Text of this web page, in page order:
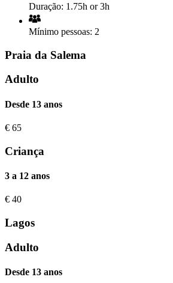
Duração: 1.75h or 3h
Mínimo pessoas: 2
Praia da Salema
Adulto
Desde 13 anos
€ 65
Criança
3 a 12 anos
€ 40
Lagos
Adulto
Desde 13 anos